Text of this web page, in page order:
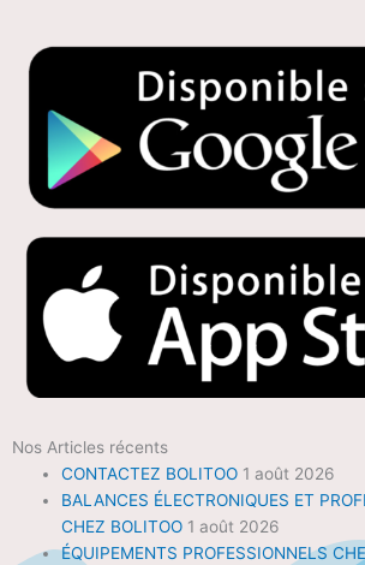
Nos Articles récents
CONTACTEZ BOLITOO 1 août 2026
BALANCES ÉLECTRONIQUES ET
CHEZ BOLITOO 1 août 2026
ÉQUIPEMENTS PROFESSIONNELS